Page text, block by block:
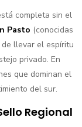
completa sin el
Pasto (conocidas
llevar el espíritu
privado. En
que dominan el
del sur.
Regional